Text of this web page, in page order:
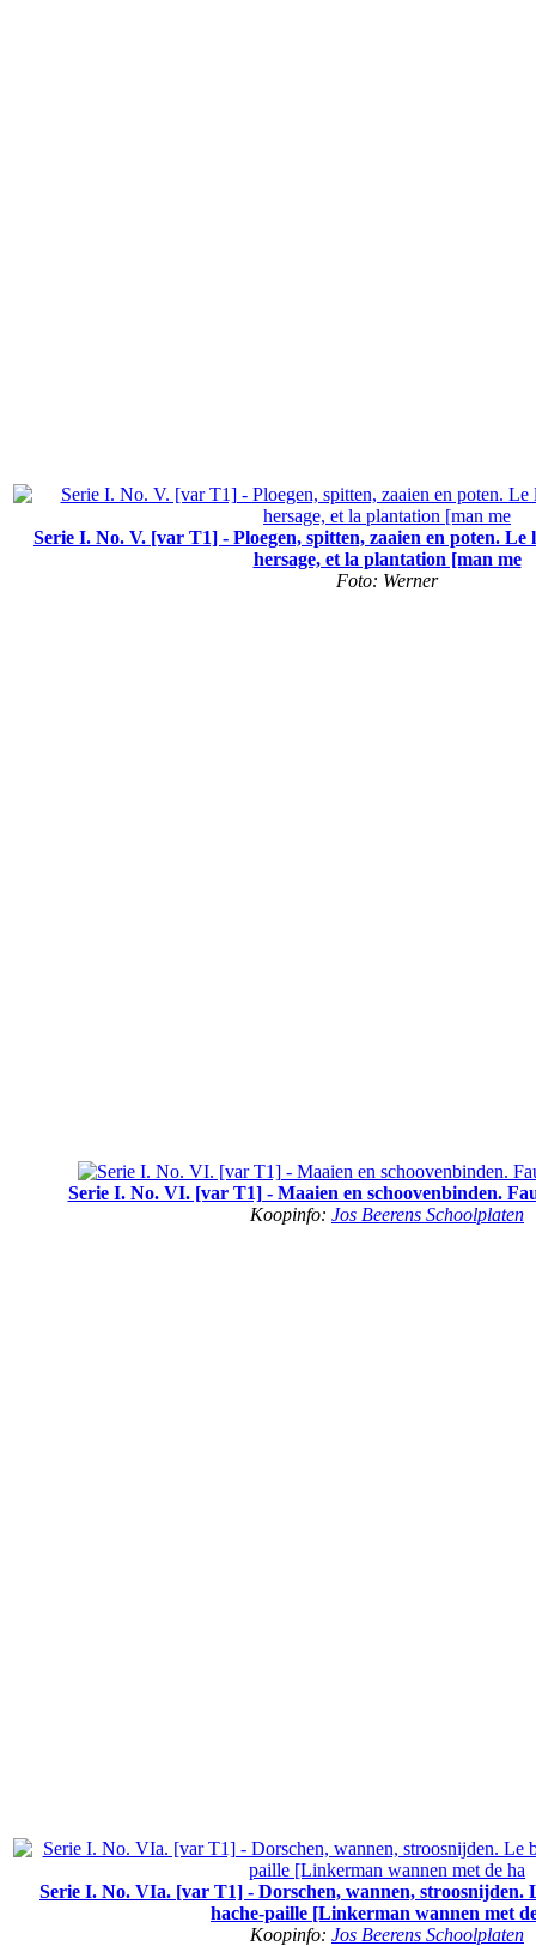
Serie I. No. V. [var T1] - Ploegen, spitten, zaaien en poten. Le
hersage, et la plantation [man me
Foto: Werner
Serie I. No. VI. [var T1] - Maaien en schoovenbinden.
Koopinfo: Jos Beerens Schoolplaten
Serie I. No. VIa. [var T1] - Dorschen, wannen, stroosnijden.
hache-paille [Linkerman wannen met
Koopinfo: Jos Beerens Schoolplaten